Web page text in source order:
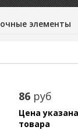
элементы
86 руб
Цена
товара